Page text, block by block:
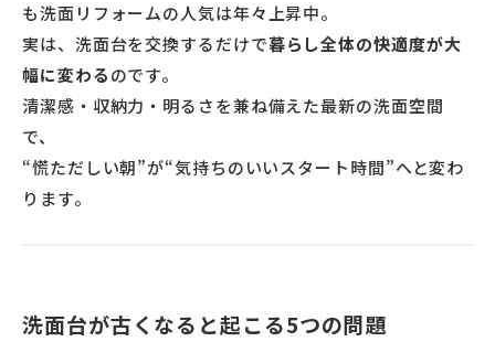
も洗面リフォームの人気は年々上昇中。
実は、洗面台を交換するだけで暮らし全体の快適度が大
幅に変わるのです。
清潔感・収納力・明るさを兼ね備えた最新の洗面空間
で、
“慌ただしい朝”が“気持ちのいいスタート時間”へと変わ
ります。
洗面台が古くなると起こる5つの問題